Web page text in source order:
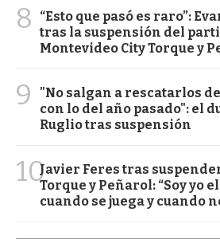
8
“Esto que pasó es raro”:
tras la suspensión del
Montevideo City Torque y
9
"No salgan a rescatarlos
con lo del año pasado": el
Ruglio tras suspensión
10Javier Feres tras
Torque y Peñarol: “Soy yo
cuando se juega y cuando